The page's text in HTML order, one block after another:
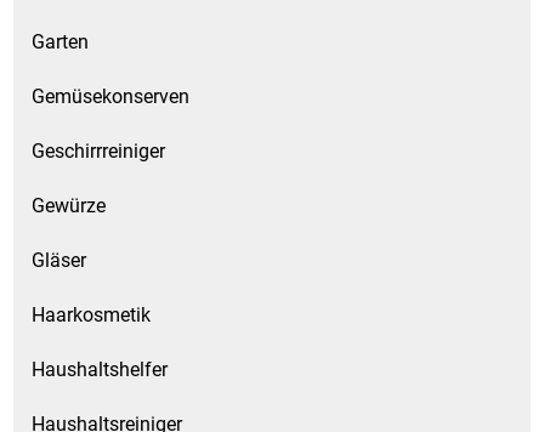
Garten
Gemüsekonserven
Geschirrreiniger
Gewürze
Gläser
Haarkosmetik
Haushaltshelfer
Haushaltsreiniger